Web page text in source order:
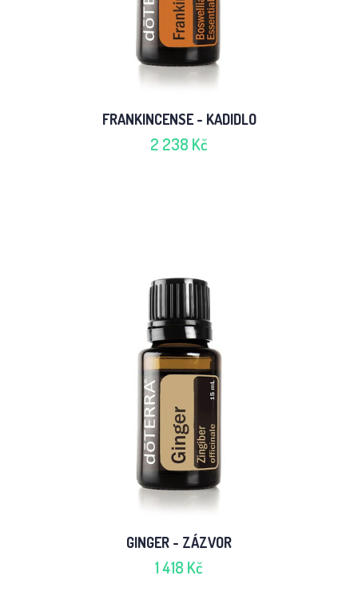
FRANKINCENSE - KADIDLO
2 238 Kč
GINGER - ZÁZVOR
1 418 Kč